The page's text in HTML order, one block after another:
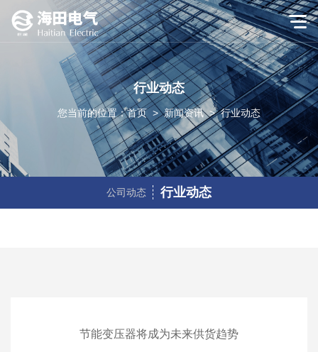
行业动态
您当前的位置：首页>新闻资讯>行业动态
公司动态 行业动态
节能变压器将成为未来供货趋势